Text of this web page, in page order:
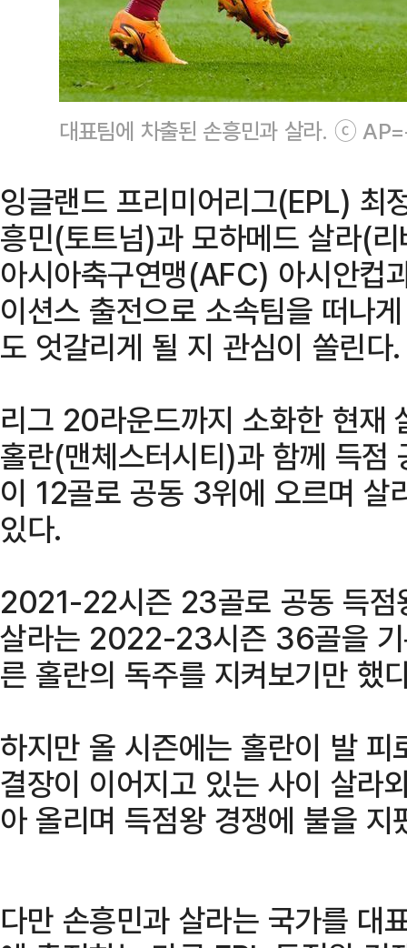
대표팀에 차출된 손흥민과 살라. ⓒ
잉글랜드 프리미어리그(EPL) 최
흥민(토트넘)과 모하메드 살라(
아시아축구연맹(AFC) 아시안
이션스 출전으로 소속팀을 떠나
도 엇갈리게 될 지 관심이 쏠린다.
리그 20라운드까지 소화한 현재
홀란(맨체스터시티)과 함께 득점
이 12골로 공동 3위에 오르며 살
있다.
2021-22시즌 23골로 공동 득점
살라는 2022-23시즌 36골을 기
른 홀란의 독주를 지켜보기만 했
하지만 올 시즌에는 홀란이 발
결장이 이어지고 있는 사이 살라
아 올리며 득점왕 경쟁에 불을 지
다만 손흥민과 살라는 국가를 대